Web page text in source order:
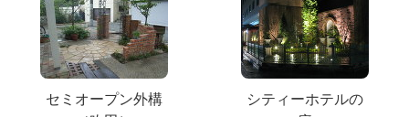
セミオープン外構
シティーホテルの